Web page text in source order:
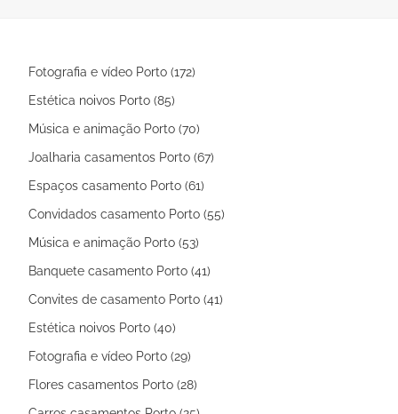
Fotografia e vídeo Porto (172)
Estética noivos Porto (85)
Música e animação Porto (70)
Joalharia casamentos Porto (67)
Espaços casamento Porto (61)
Convidados casamento Porto (55)
Música e animação Porto (53)
Banquete casamento Porto (41)
Convites de casamento Porto (41)
Estética noivos Porto (40)
Fotografia e vídeo Porto (29)
Flores casamentos Porto (28)